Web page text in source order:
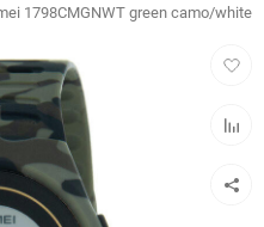
1798CMGNWT green camo/white